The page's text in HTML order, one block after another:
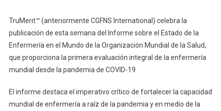
TruMerit™ (anteriormente CGFNS International) celebra la
publicación de esta semana del Informe sobre el Estado de la
Enfermería en el Mundo de la Organización Mundial de la Salud,
que proporciona la primera evaluación integral de la enfermería
mundial desde la pandemia de COVID-19
El informe destaca el imperativo crítico de fortalecer la capacidad
mundial de enfermería a raíz de la pandemia y en medio de la